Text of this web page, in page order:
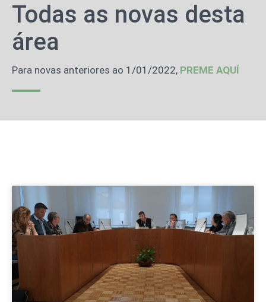
Todas as novas desta
área
Para novas anteriores ao 1/01/2022, PREME AQUÍ